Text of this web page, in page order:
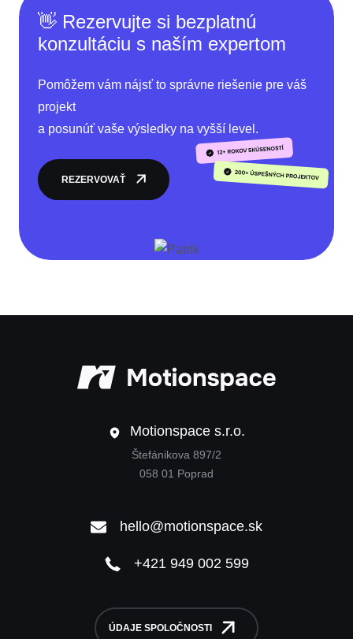
👋 Rezervujte si bezplatnú
konzultáciu s naším expertom
Pomôžem vám nájsť to správne riešenie pre váš
projekt
a posunúť vaše výsledky na vyšší level.
REZERVOVAŤ
Motionspace s.r.o.
Štefánikova 897/2
058 01 Poprad
hello@motionspace.sk
+421 949 002 599
ÚDAJE SPOLOČNOSTI